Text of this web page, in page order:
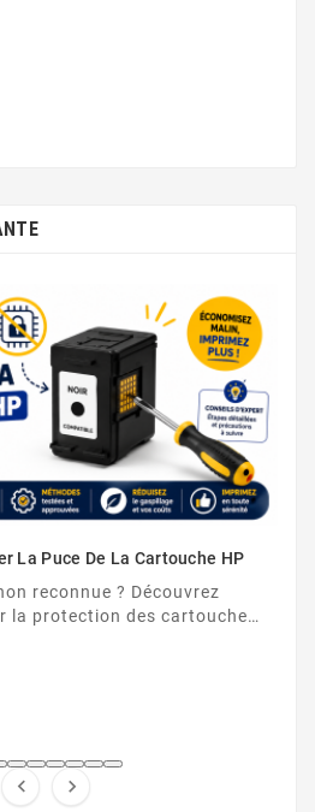
La Puce De La Cartouche HP
reconnue ? Découvrez
la protection des cartouches
 